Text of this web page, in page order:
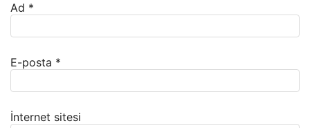
Ad *
E-posta *
İnternet sitesi